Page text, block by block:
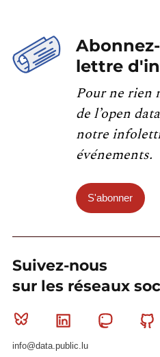
lettre
Pour ne rien
de l’open
notre
événements.
S'abonner
Suivez-nous
sur les réseaux
Bluesky Linkedin
info@data.public.lu